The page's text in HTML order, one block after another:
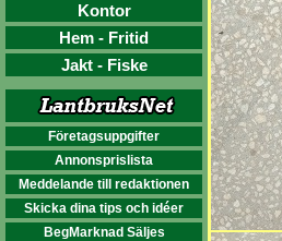
Kontor
Hem - Fritid
Jakt - Fiske
Företagsuppgifter
Annonsprislista
Meddelande till redaktionen
Skicka dina tips och idéer
BegMarknad Säljes